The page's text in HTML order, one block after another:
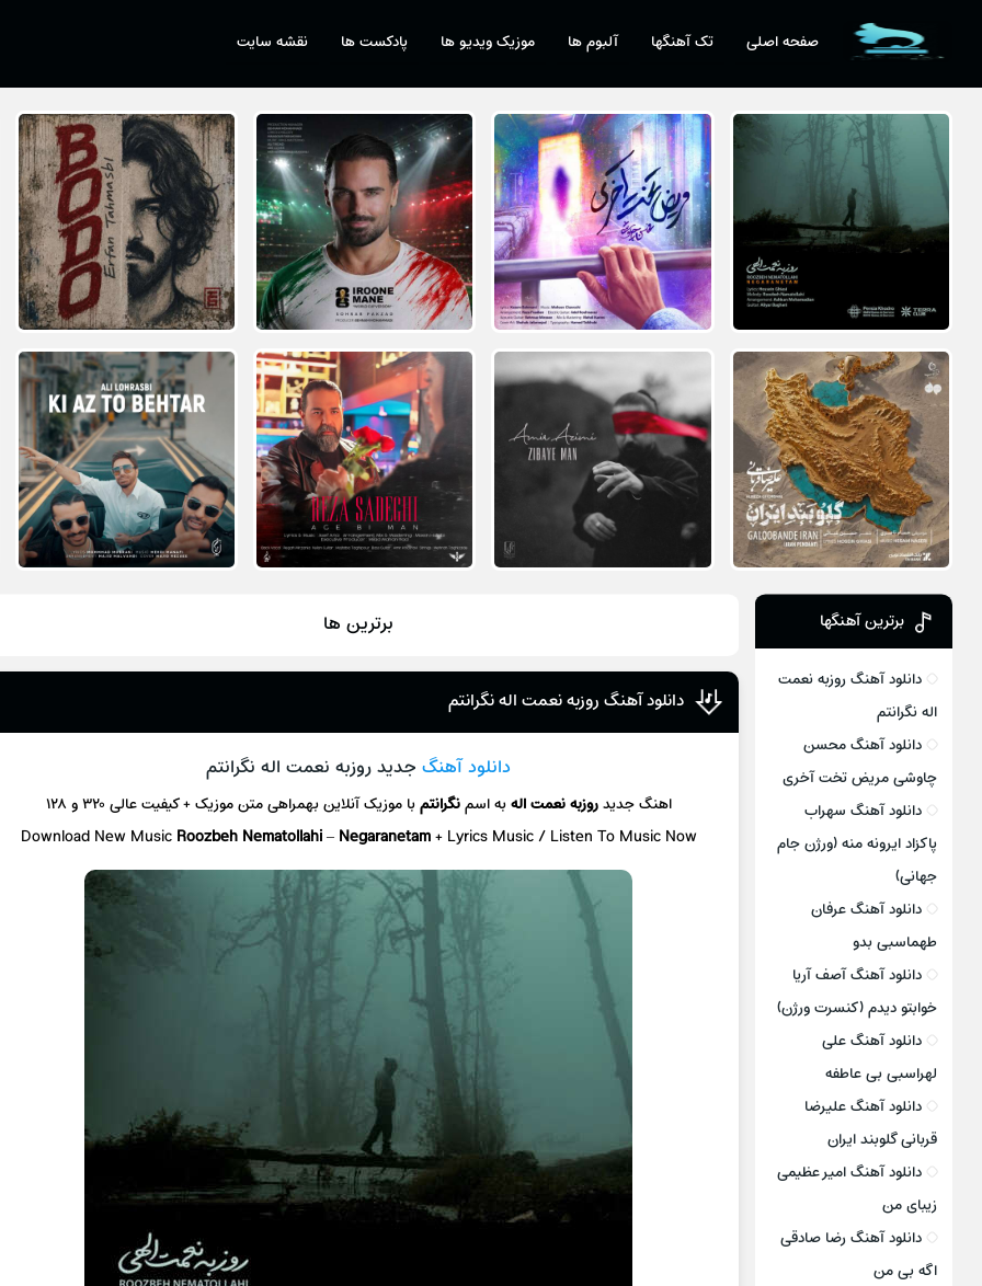
صفحه اصلی تک آهنگها آلبوم ها موزیک ویدیو ها پادکست ها نقشه سایت
برترین ها
دانلود آهنگ روزبه نعمت اله نگرانتم
دانلود آهنگجدید روزبه نعمت اله نگرانتم
اهنگ جدیدروزبه نعمت الهبه اسمنگرانتمبا موزیک آنلاین بهمراهی متن موزیک + کیفیت عالی ۳۲۰ و ۱۲۸
Download New Music Roozbeh Nematollahi–Negaranetam+ Lyrics Music / Listen To Music Now
برترین آهنگها
دانلود آهنگ روزبه نعمت
اله نگرانتم
دانلود آهنگ محسن
چاوشی مریض تخت آخری
دانلود آهنگ سهراب
پاکزاد ایرونه منه (ورژن جام
جهانی)
دانلود آهنگ عرفان
طهماسبی بدو
دانلود آهنگ آصف آریا
خوابتو دیدم (کنسرت ورژن)
دانلود آهنگ علی
لهراسبی بی عاطفه
دانلود آهنگ علیرضا
قربانی گلوبند ایران
دانلود آهنگ امیر عظیمی
زیبای من
دانلود آهنگ رضا صادقی
اگه بی من